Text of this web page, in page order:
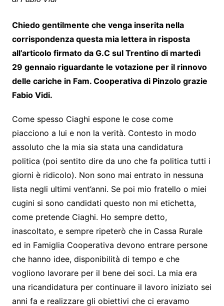
Chiedo gentilmente che venga inserita nella
corrispondenza questa mia lettera in risposta
all’articolo firmato da G.C sul Trentino di martedì
29 gennaio riguardante le votazione per il rinnovo
delle cariche in Fam. Cooperativa di Pinzolo grazie
Fabio Vidi.
Come spesso Ciaghi espone le cose come
piacciono a lui e non la verità. Contesto in modo
assoluto che la mia sia stata una candidatura
politica (poi sentito dire da uno che fa politica tutti i
giorni è ridicolo). Non sono mai entrato in nessuna
lista negli ultimi vent’anni. Se poi mio fratello o miei
cugini si sono candidati questo non mi etichetta,
come pretende Ciaghi. Ho sempre detto,
inascoltato, e sempre ripeterò che in Cassa Rurale
ed in Famiglia Cooperativa devono entrare persone
che hanno idee, disponibilità di tempo e che
vogliono lavorare per il bene dei soci. La mia era
una ricandidatura per continuare il lavoro iniziato sei
anni fa e realizzare gli obiettivi che ci eravamo